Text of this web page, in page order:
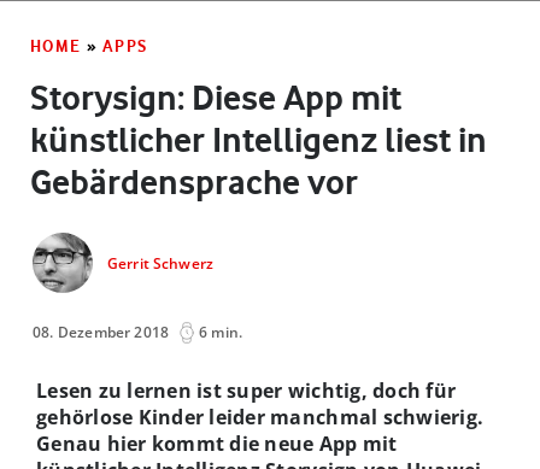
HOME » APPS
Storysign: Diese App mit
künstlicher Intelligenz liest in
Gebärdensprache vor
Gerrit Schwerz
08. Dezember 2018 6 min.
Lesen zu lernen ist super wichtig, doch für
gehörlose Kinder leider manchmal schwierig.
Genau hier kommt die neue App mit